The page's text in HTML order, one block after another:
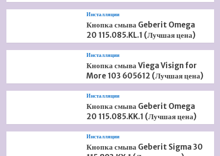
Инсталляции
Кнопка смыва Geberit Omega
20 115.085.KL.1 (Лучшая цена)
Инсталляции
Кнопка смыва Viega Visign for
More 103 605612 (Лучшая цена)
Инсталляции
Кнопка смыва Geberit Omega
20 115.085.KK.1 (Лучшая цена)
Инсталляции
Кнопка смыва Geberit Sigma 30